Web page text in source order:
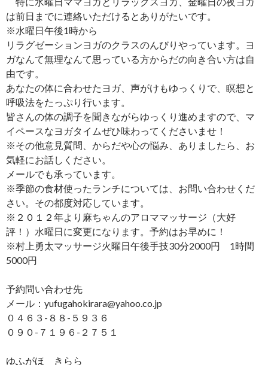
は前日までに連絡いただけるとありがたいです。
※水曜日午後1時から
リラグゼーションヨガのクラスのんびりやっています。ヨ
ガなんて無理なんて思っている方からだの向き合い方は自
由です。
あなたの体に合わせたヨガ、声がけもゆっくりで、瞑想と
呼吸法をたっぷり行います。
皆さんの体の調子を聞きながらゆっくり進めますので、マ
イペースなヨガタイムぜひ味わってくださいませ！
※その他意見質問、からだや心の悩み、ありましたら、お
気軽にお話しください。
メールでも承っています。
※季節の食材使ったランチについては、お問い合わせくだ
さい。その都度対応しています。
※２０１２年より麻ちゃんのアロママッサージ（大好
評！）水曜日に変更になります。予約はお早めに！
※村上勇太マッサージ火曜日午後手技30分2000円 1時間
5000円
予約問い合わせ先
メール：yufugahokirara@yahoo.co.jp
０４６３-８８-５９３６
０９０-７１９６-２７５１
ゆふがほ きらら